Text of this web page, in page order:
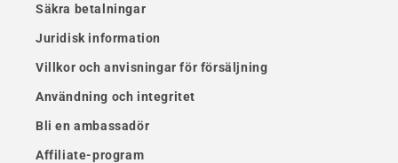
Säkra betalningar
Juridisk information
Villkor och anvisningar för försäljning
Användning och integritet
Bli en ambassadör
Affiliate-program